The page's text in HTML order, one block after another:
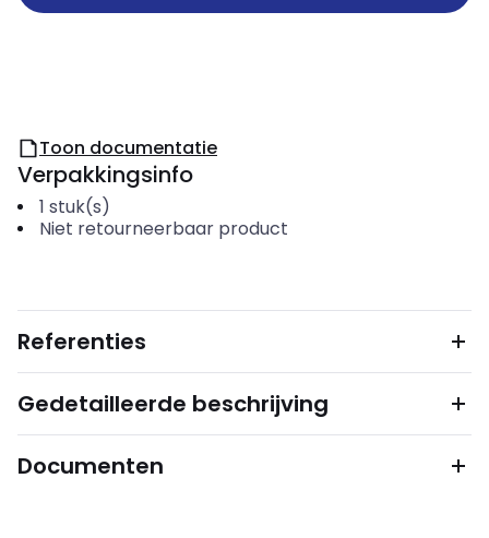
Toon documentatie
Verpakkingsinfo
1 stuk(s)
Niet retourneerbaar product
Referenties
Gedetailleerde beschrijving
Documenten